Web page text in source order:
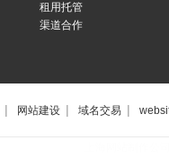
租用托管
渠道合作
| 网站建设 | 域名交易 |